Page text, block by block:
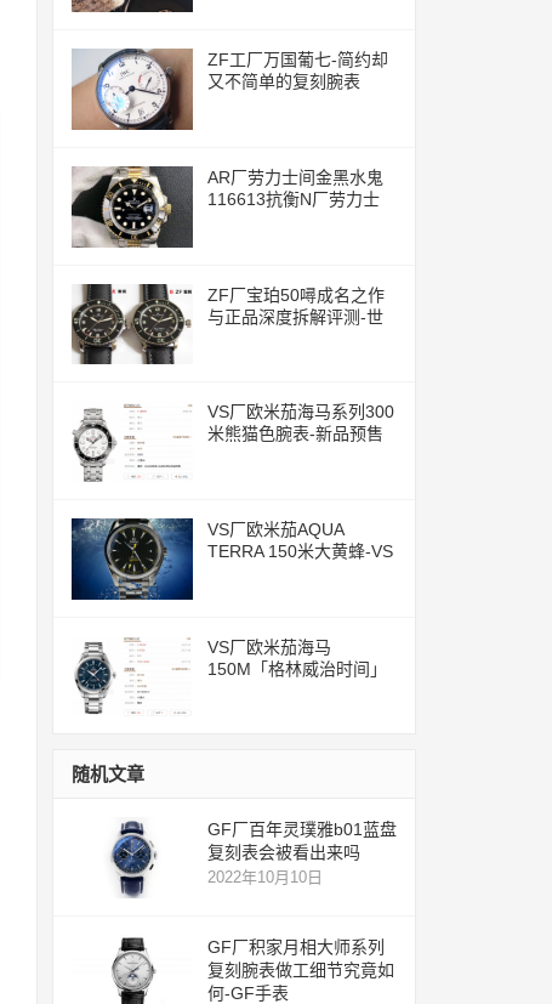
ZF工厂万国葡七-简约却
又不简单的复刻腕表
AR厂劳力士间金黑水鬼
116613抗衡N厂劳力士
ZF厂宝珀50噚成名之作
与正品深度拆解评测-世
VS厂欧米茄海马系列300
米熊猫色腕表-新品预售
VS厂欧米茄AQUA
TERRA 150米大黄蜂-VS
VS厂欧米茄海马
150M「格林威治时间」
随机文章
GF厂百年灵璞雅b01蓝盘
复刻表会被看出来吗
2022年10月10日
GF厂积家月相大师系列
复刻腕表做工细节究竟如
何-GF手表